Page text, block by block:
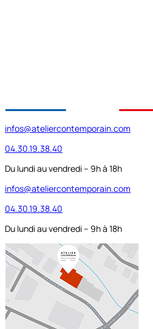
infos@ateliercontemporain.com
04.30.19.38.40
Du lundi au vendredi – 9h à 18h
infos@ateliercontemporain.com
04.30.19.38.40
Du lundi au vendredi – 9h à 18h